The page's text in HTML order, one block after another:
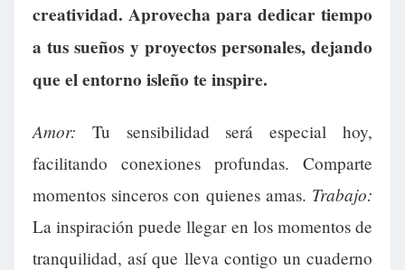
creatividad. Aprovecha para dedicar tiempo
a tus sueños y proyectos personales, dejando
que el entorno isleño te inspire.
Amor: Tu sensibilidad será especial hoy,
facilitando conexiones profundas. Comparte
momentos sinceros con quienes amas. Trabajo:
La inspiración puede llegar en los momentos de
tranquilidad, así que lleva contigo un cuaderno